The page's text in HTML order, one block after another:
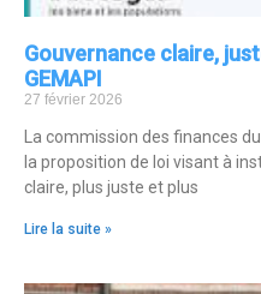
Gouvernance claire,
GEMAPI
27 février 2026
La commission des finances
la proposition de loi visant à
claire, plus juste et plus
Lire la suite »